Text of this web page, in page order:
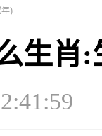
年)
生肖